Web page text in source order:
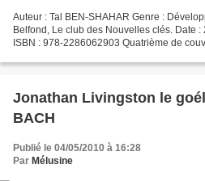
Auteur : Tal BEN-SHAHAR Genre :
Belfond, Le club des Nouvelles clés. Date
ISBN : 978-2286062903 Quatrième de
Jonathan Livingston le
BACH
Publié le 04/05/2010 à 16:28
Par Mélusine